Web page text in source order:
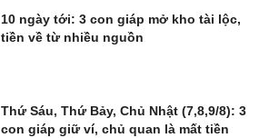
10 ngày tới: 3 con giáp mở kho tài lộc,
tiền về từ nhiều nguồn
Thứ Sáu, Thứ Bảy, Chủ Nhật (7,8,9/8): 3
con giáp giữ ví, chủ quan là mất tiền